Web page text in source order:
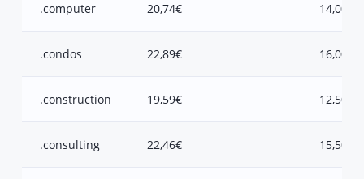
.computer 20,74€ 14,00€
.condos 22,89€ 16,00€
.construction 19,59€ 12,50€
.consulting 22,46€ 15,50€